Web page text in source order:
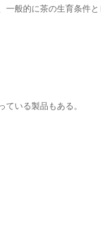
般的に茶の生育条件
いる製品もある。